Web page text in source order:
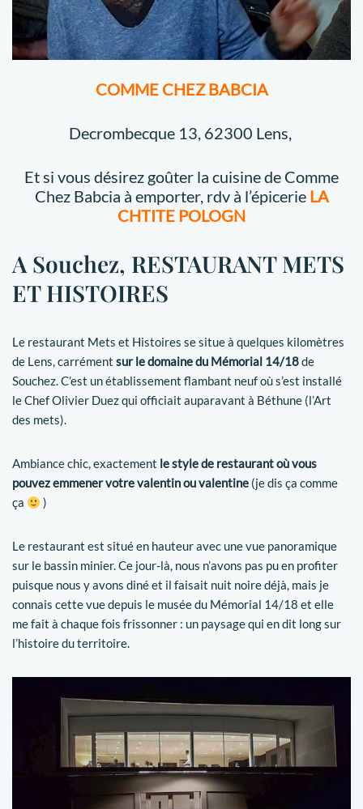
COMME CHEZ BABCIA
Decrombecque 13, 62300 Lens,
Et si vous désirez goûter la cuisine de Comme
Chez Babcia à emporter, rdv à l’épicerieLA
CHTITE POLOGN
A Souchez, RESTAURANT METS
ET HISTOIRES
Le restaurant Mets et Histoires se situe à quelques kilomètres
de Lens, carrément sur le domaine du Mémorial 14/18de
Souchez. C’est un établissement flambant neuf où s’est installé
le Chef Olivier Duez qui officiait auparavant à Béthune (l’Art
des mets).
Ambiance chic, exactement le style de restaurant où vous
pouvez emmener votre valentin ou valentine (je dis ça comme
ça
)
Le restaurant est situé en hauteur avec une vue panoramique
sur le bassin minier. Ce jour-là, nous n’avons pas pu en profiter
puisque nous y avons diné et il faisait nuit noire déjà, mais je
connais cette vue depuis le musée du Mémorial 14/18 et elle
me fait à chaque fois frissonner : un paysage qui en dit long sur
l’histoire du territoire.